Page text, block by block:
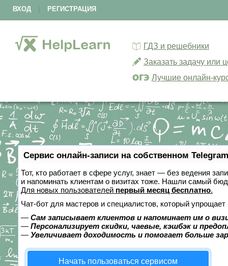
ВХОД РЕГИСТРАЦИЯ
ГДЗ и решебники
Заказать задачу или
Лучшие онлайн-
Сервис онлайн-записи на собственном
Тот, кто работает в сфере услуг, знает — без ведения
и напоминать клиентам о визитах тоже. Нашли самый
Для новых пользователей первый месяц бесплатно.
Чат-бот для мастеров и специалистов, который упрощает
— Сам записывает клиентов и напоминает им о
— Персонализирует скидки, чаевые, кэшбэк и
— Увеличивает доходимость и помогает больше
Начать пользоваться сервисом